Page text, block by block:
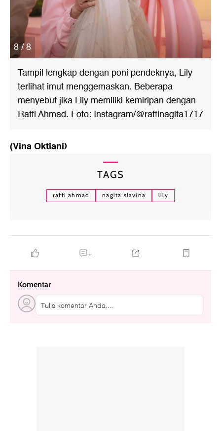
8 / 8
Tampil lengkap dengan poni pendeknya, Lily
terlihat imut menggemaskan. Beberapa
menyebut jika Lily memiliki kemiripan dengan
Raffi Ahmad. Foto: Instagram/@raffinagita1717
(Vina Oktiani)
TAGS
raffi ahmad nagita slavina lily
...
Komentar
Tulis komentar Anda....